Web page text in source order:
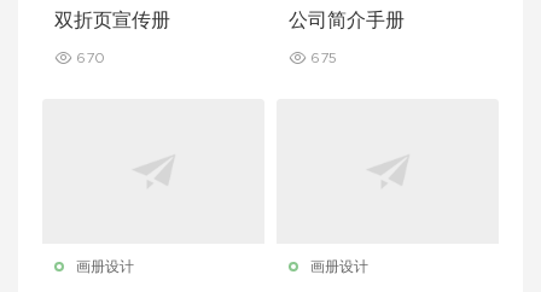
双折页宣传册
670
公司简介手册
675
画册设计 画册设计